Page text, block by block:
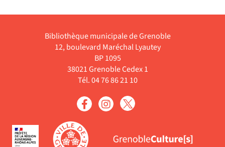
Bibliothèque municipale de Grenoble
12, boulevard Maréchal Lyautey
BP 1095
38021 Grenoble Cedex 1
Tél. 04 76 86 21 10